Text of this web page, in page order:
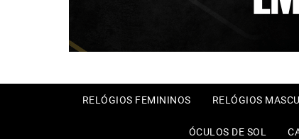
RELÓGIOS FEMININOS RELÓGIOS
ÓCULOS DE SOL